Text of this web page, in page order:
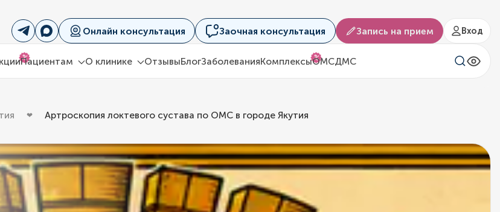
Онлайн консультация Заочная консультация Запись на прием Вход
%
Пациентам О клинике ОтзывыБлогЗаболеванияКомплексы%
ОМСДМС
Артроскопия локтевого сустава по ОМС в городе Якутия